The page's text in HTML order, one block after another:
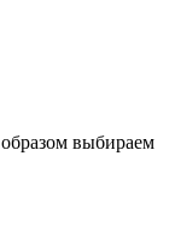
выбираем